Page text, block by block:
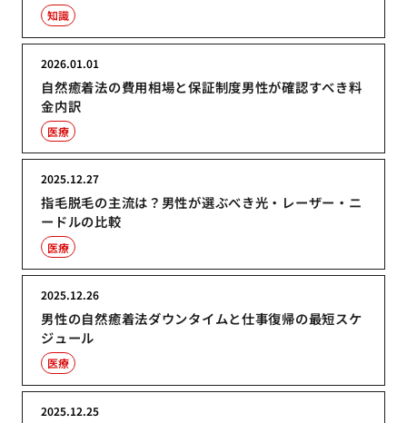
知識
自然癒着法の費用相場と保証制度男性が確認すべき料
金内訳
2026.01.01
医療
指毛脱毛の主流は？男性が選ぶべき光・レーザー・ニ
ードルの比較
2025.12.27
医療
男性の自然癒着法ダウンタイムと仕事復帰の最短スケ
ジュール
2025.12.26
医療
2025.12.25